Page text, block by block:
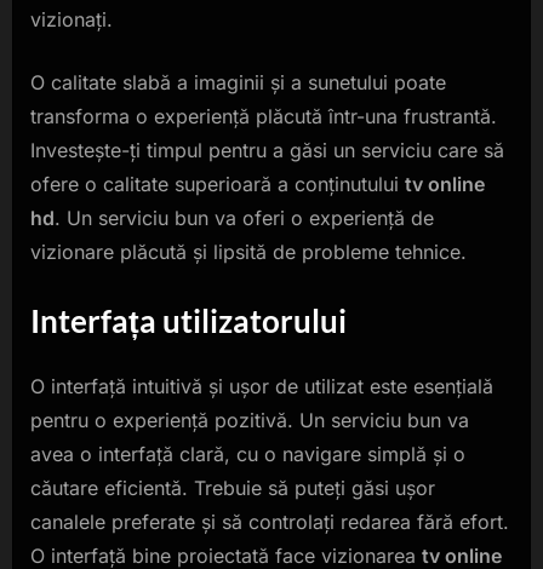
vizionați.
O calitate slabă a imaginii și a sunetului poate
transforma o experiență plăcută într-una frustrantă.
Investește-ți timpul pentru a găsi un serviciu care să
ofere o calitate superioară a conținutului tv online
hd. Un serviciu bun va oferi o experiență de
vizionare plăcută și lipsită de probleme tehnice.
Interfața utilizatorului
O interfață intuitivă și ușor de utilizat este esențială
pentru o experiență pozitivă. Un serviciu bun va
avea o interfață clară, cu o navigare simplă și o
căutare eficientă. Trebuie să puteți găsi ușor
canalele preferate și să controlați redarea fără efort.
O interfață bine proiectată face vizionarea tv online